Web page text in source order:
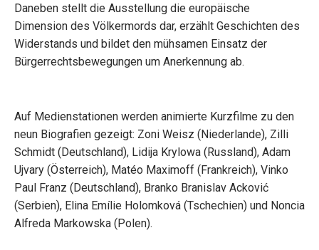
Daneben stellt die Ausstellung die europäische
Dimension des Völkermords dar, erzählt Geschichten des
Widerstands und bildet den mühsamen Einsatz der
Bürgerrechtsbewegungen um Anerkennung ab.
Auf Medienstationen werden animierte Kurzfilme zu den
neun Biografien gezeigt: Zoni Weisz (Niederlande), Zilli
Schmidt (Deutschland), Lidija Krylowa (Russland), Adam
Ujvary (Österreich), Matéo Maximoff (Frankreich), Vinko
Paul Franz (Deutschland), Branko Branislav Acković
(Serbien), Elina Emílie Holomková (Tschechien) und Noncia
Alfreda Markowska (Polen).